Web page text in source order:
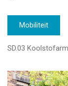
Mobiliteit
SD.03